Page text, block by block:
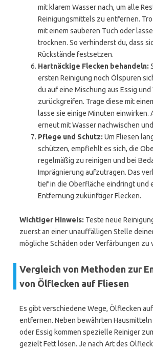
mit klarem Wasser nach, um alle
Reinigungsmittels zu entfernen.
mit einem sauberen Tuch oder
trocknen. So verhinderst du, dass
Rückstände festsetzen.
Hartnäckige Flecken behandeln:
ersten Reinigung noch Ölspuren
du auf eine Mischung aus Essig und
zurückgreifen. Trage diese mit
lasse sie einige Minuten einwirken.
erneut mit Wasser nachwischen
Pflege und Schutz: Um Fliesen
schützen, empfiehlt es sich, die
regelmäßig zu reinigen und bei
Imprägnierung aufzutragen. Das
tief in die Oberfläche eindringt und
Entfernung zukünftiger Flecken.
Wichtiger Hinweis: Teste neue
zuerst an einer unauffälligen Stelle
mögliche Schäden oder Verfärbungen zu
Vergleich von Methoden zur
von Ölflecken auf Fliesen
Es gibt verschiedene Wege, Ölflecken
entfernen. Neben bewährten
oder Essig kommen spezielle Reiniger
gezielt Fett lösen. Je nach Art des